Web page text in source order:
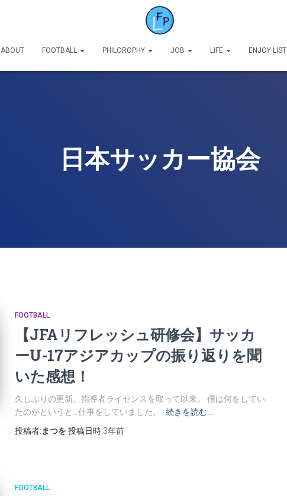
ABOUT FOOTBALL PHILOROPHY JOB LIFE ENJOY LIST
日本サッカー協会
FOOTBALL
【JFAリフレッシュ研修会】サッカ
ーU-17アジアカップの振り返りを聞
いた感想！
久しぶりの更新。指導者ライセンスを取って以来。 僕は何をしてい
たのかというと…仕事をしていました。
続きを読む…
投稿者: まつを投稿日時:3年前
FOOTBALL